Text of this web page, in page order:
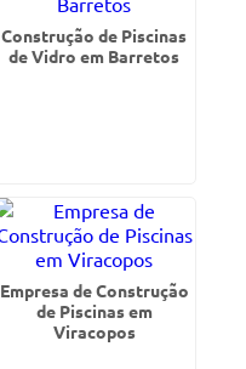
Construção de Piscinas
de Vidro em Barretos
Empresa de Construção
de Piscinas em
Viracopos